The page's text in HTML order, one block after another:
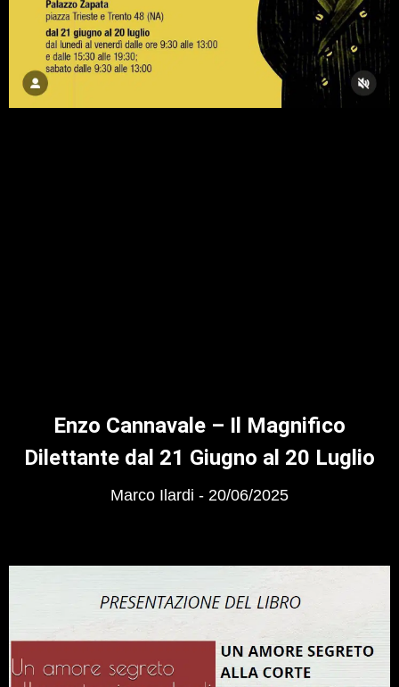
Enzo Cannavale – Il Magnifico
Dilettante dal 21 Giugno al 20 Luglio
Marco Ilardi 20/06/2025